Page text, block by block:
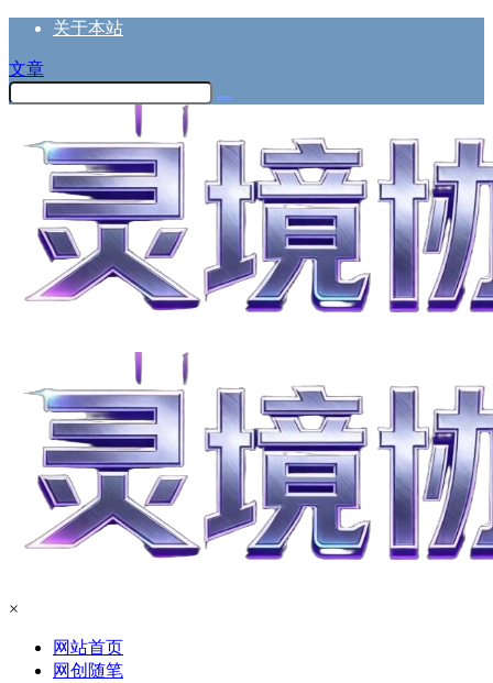
关于本站
文章
×
网站首页
网创随笔